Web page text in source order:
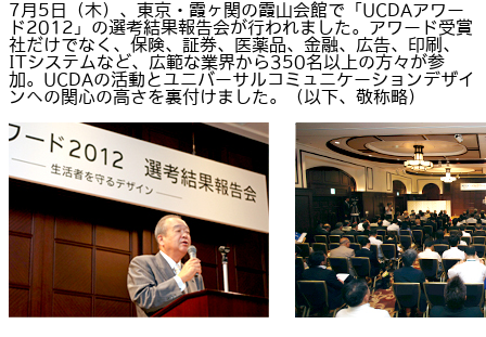
7月5日（木）、東京・霞ヶ関の霞山会館で「UCDAアワー
ド2012」の選考結果報告会が行われました。アワード受賞
社だけでなく、保険、証券、医薬品、金融、広告、印刷、
ITシステムなど、広範な業界から350名以上の方々が参
加。UCDAの活動とユニバーサルコミュニケーションデザイ
ンへの関心の高さを裏付けました。（以下、敬称略）